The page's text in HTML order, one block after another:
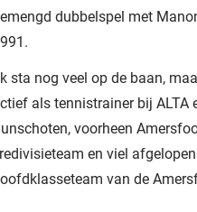
dubbelspel met
sta nog veel op de baan,
als tennistrainer bij ALTA
voorheen
en viel
van de